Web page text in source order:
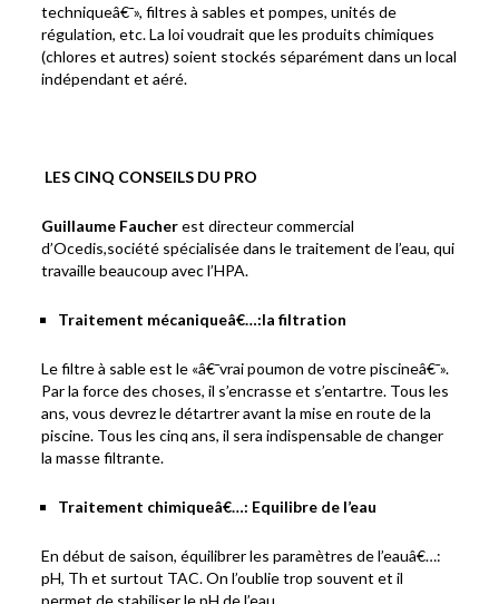
techniqueâ€¯», filtres à sables et pompes, unités de
régulation, etc. La loi voudrait que les produits chimiques
(chlores et autres) soient stockés séparément dans un local
indépendant et aéré.
LES CINQ CONSEILS DU PRO
Guillaume Faucherest directeur commercial
d’Ocedis,société spécialisée dans le traitement de l’eau, qui
travaille beaucoup avec l’HPA.
Traitement mécaniqueâ€…:la filtration
Le filtre à sable est le «â€¯vrai poumon de votre piscineâ€¯».
Par la force des choses, il s’encrasse et s’entartre. Tous les
ans, vous devrez le détartrer avant la mise en route de la
piscine. Tous les cinq ans, il sera indispensable de changer
la masse filtrante.
Traitement chimiqueâ€…: Equilibre de l’eau
En début de saison, équilibrer les paramètres de l’eauâ€…:
pH, Th et surtout TAC. On l’oublie trop souvent et il
permet de stabiliser le pH de l’eau.